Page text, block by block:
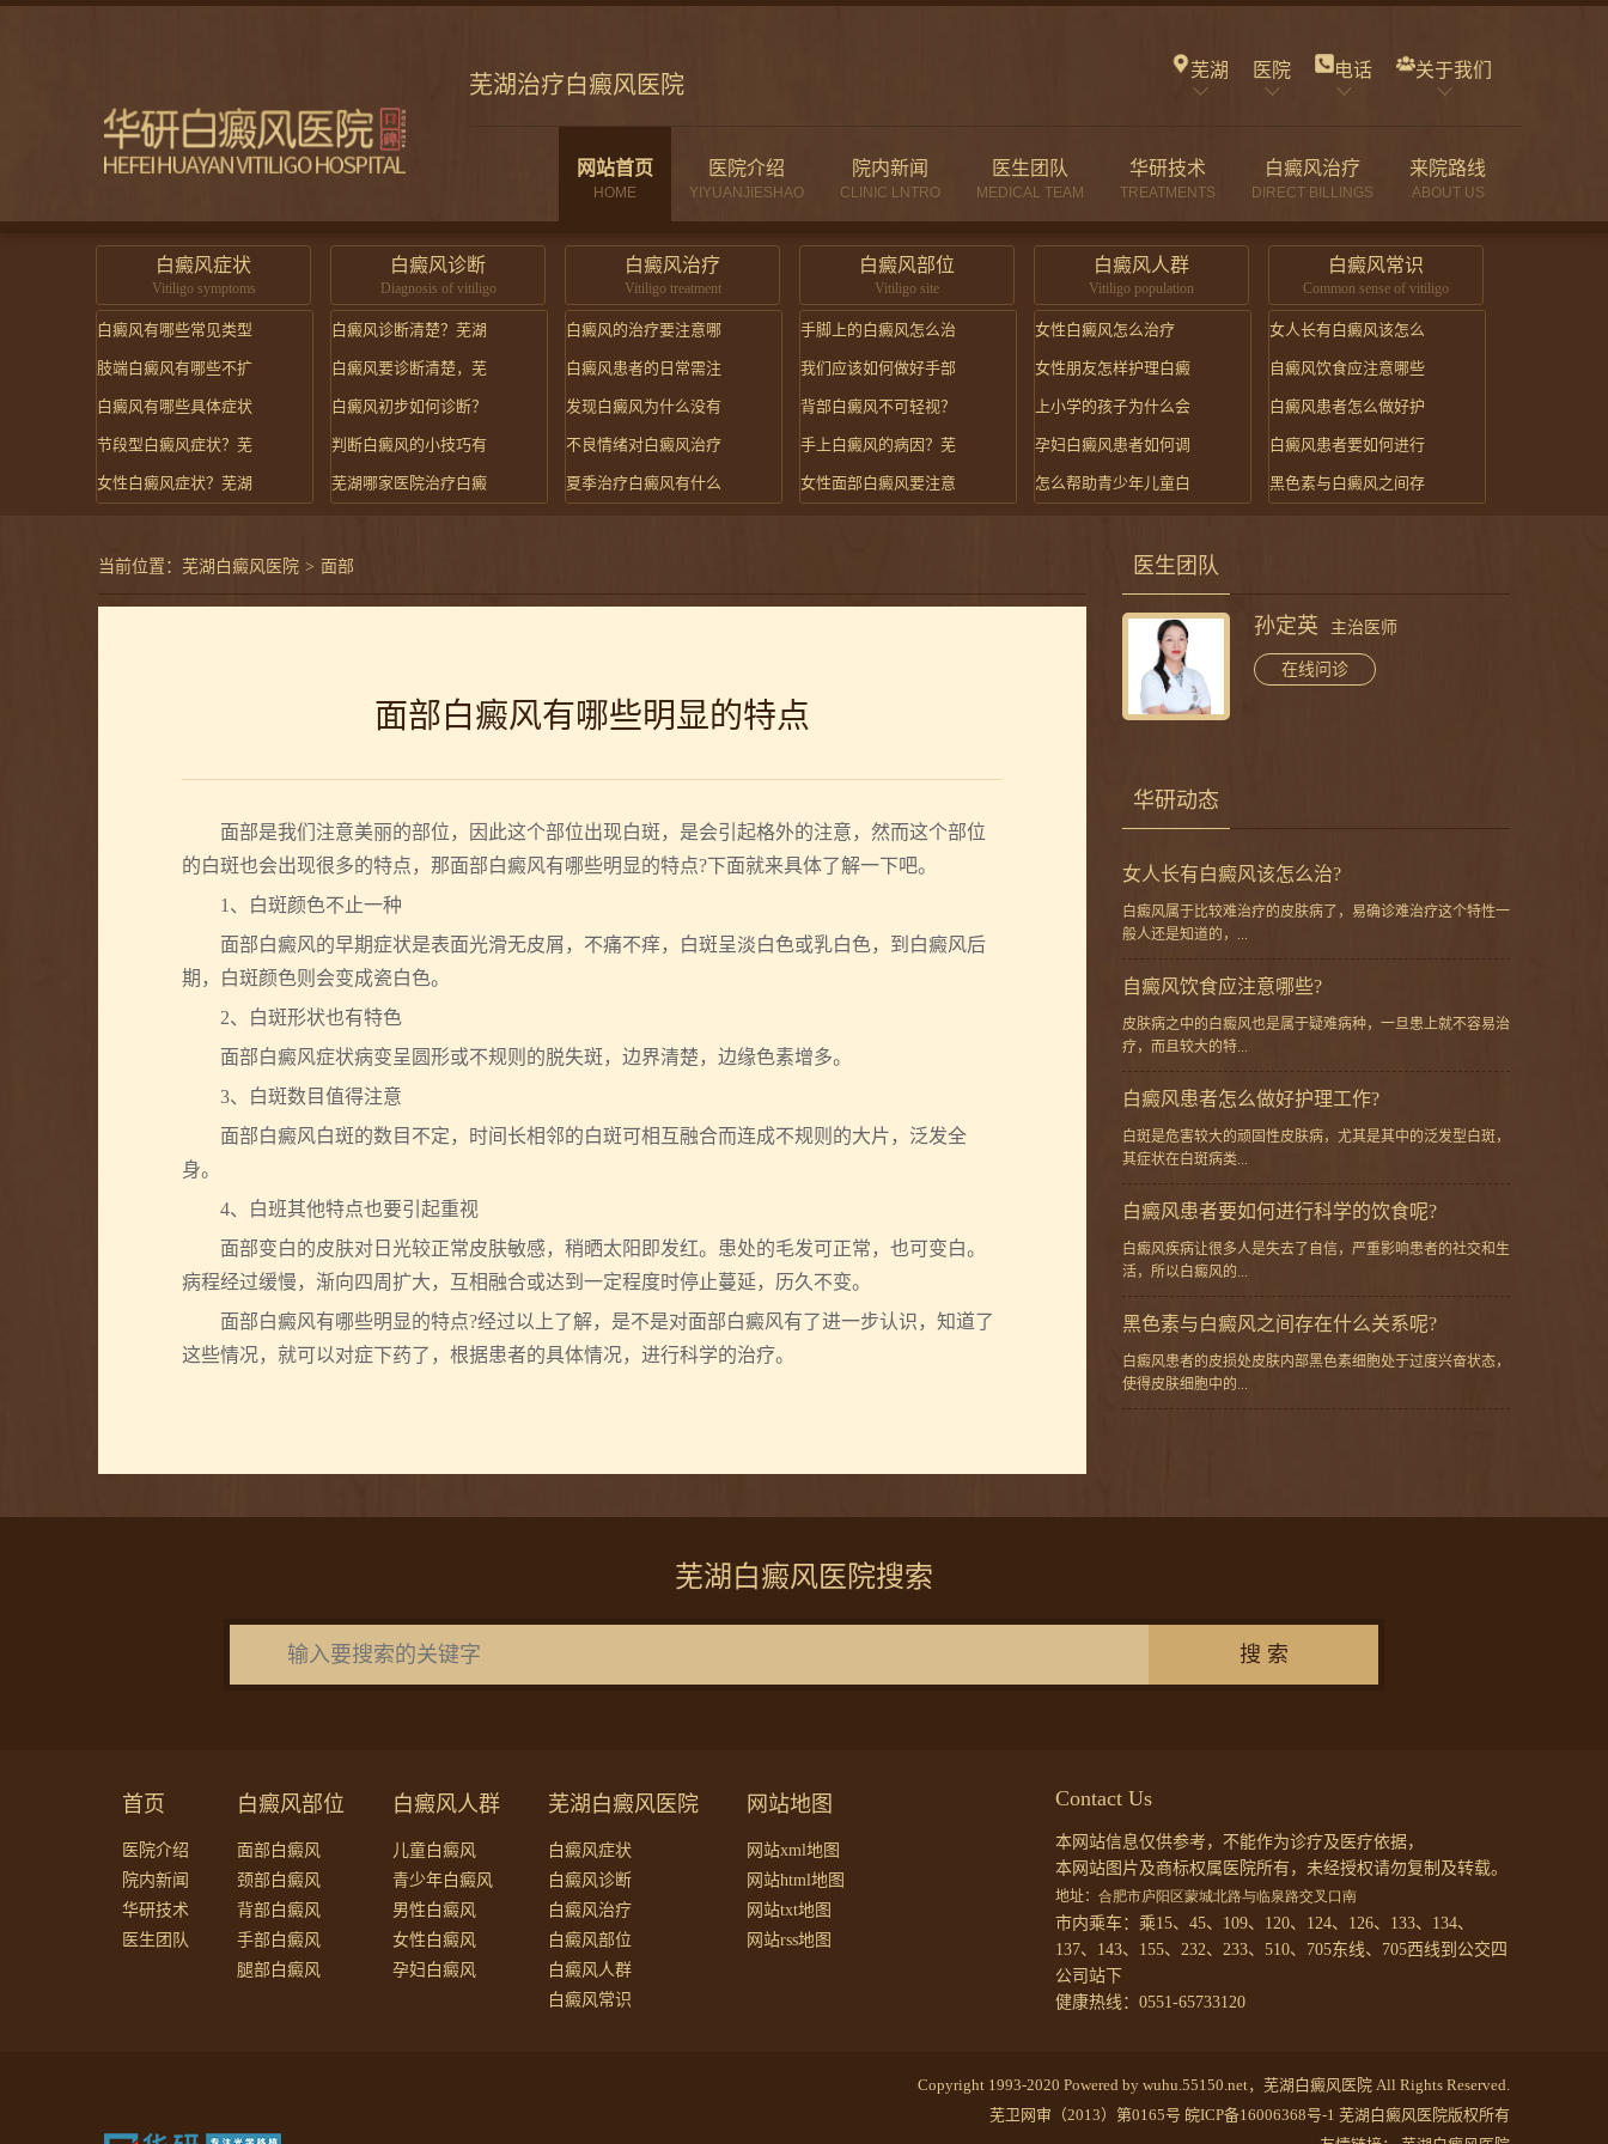
芜湖治疗白癜风医院
网站首页
HOME
医院介绍
YIYUANJIESHAO
院内新闻
CLINIC LNTRO
医生团队
MEDICAL TEAM
华研技术
TREATMENTS
白癜风治疗
DIRECT BILLINGS
来院路线
ABOUT US
芜湖 医院 电话 关于我们
白癜风症状
Vitiligo symptoms
白癜风有哪些常见类型
肢端白癜风有哪些不扩
白癜风有哪些具体症状
节段型白癜风症状？芜
女性白癜风症状？芜湖
白癜风诊断
Diagnosis of vitiligo
白癜风诊断清楚？芜湖
白癜风要诊断清楚，芜
白癜风初步如何诊断？
判断白癜风的小技巧有
芜湖哪家医院治疗白癜
白癜风治疗
Vitiligo treatment
白癜风的治疗要注意哪
白癜风患者的日常需注
发现白癜风为什么没有
不良情绪对白癜风治疗
夏季治疗白癜风有什么
白癜风部位
Vitiligo site
手脚上的白癜风怎么治
我们应该如何做好手部
背部白癜风不可轻视？
手上白癜风的病因？芜
女性面部白癜风要注意
白癜风人群
Vitiligo population
女性白癜风怎么治疗
女性朋友怎样护理白癜
上小学的孩子为什么会
孕妇白癜风患者如何调
怎么帮助青少年儿童白
白癜风常识
Common sense of vitiligo
女人长有白癜风该怎么
自癜风饮食应注意哪些
白癜风患者怎么做好护
白癜风患者要如何进行
黑色素与白癜风之间存
当前位置： 芜湖白癜风医院 > 面部
面部白癜风有哪些明显的特点
面部是我们注意美丽的部位，因此这个部位出现白斑，是会引起格外的注意，然而这个部位
的白斑也会出现很多的特点，那面部白癜风有哪些明显的特点?下面就来具体了解一下吧。
1、白斑颜色不止一种
面部白癜风的早期症状是表面光滑无皮屑，不痛不痒，白斑呈淡白色或乳白色，到白癜风后
期，白斑颜色则会变成瓷白色。
2、白斑形状也有特色
面部白癜风症状病变呈圆形或不规则的脱失斑，边界清楚，边缘色素增多。
3、白斑数目值得注意
面部白癜风白斑的数目不定，时间长相邻的白斑可相互融合而连成不规则的大片，泛发全
身。
4、白班其他特点也要引起重视
面部变白的皮肤对日光较正常皮肤敏感，稍晒太阳即发红。患处的毛发可正常，也可变白。
病程经过缓慢，渐向四周扩大，互相融合或达到一定程度时停止蔓延，历久不变。
面部白癜风有哪些明显的特点?经过以上了解，是不是对面部白癜风有了进一步认识，知道了
这些情况，就可以对症下药了，根据患者的具体情况，进行科学的治疗。
医生团队
孙定英 主治医师
在线问诊
华研动态
女人长有白癜风该怎么治?
白癜风属于比较难治疗的皮肤病了，易确诊难治疗这个特性一
般人还是知道的，...
自癜风饮食应注意哪些?
皮肤病之中的白癜风也是属于疑难病种，一旦患上就不容易治
疗，而且较大的特...
白癜风患者怎么做好护理工作?
白斑是危害较大的顽固性皮肤病，尤其是其中的泛发型白斑，
其症状在白斑病类...
白癜风患者要如何进行科学的饮食呢?
白癜风疾病让很多人是失去了自信，严重影响患者的社交和生
活，所以白癜风的...
黑色素与白癜风之间存在什么关系呢?
白癜风患者的皮损处皮肤内部黑色素细胞处于过度兴奋状态，
使得皮肤细胞中的...
芜湖白癜风医院搜索
搜 索
首页
医院介绍
院内新闻
华研技术
医生团队
白癜风部位
面部白癜风
颈部白癜风
背部白癜风
手部白癜风
腿部白癜风
白癜风人群
儿童白癜风
青少年白癜风
男性白癜风
女性白癜风
孕妇白癜风
芜湖白癜风医院
白癜风症状
白癜风诊断
白癜风治疗
白癜风部位
白癜风人群
白癜风常识
网站地图
网站xml地图
网站html地图
网站txt地图
网站rss地图
Contact Us
本网站信息仅供参考，不能作为诊疗及医疗依据，
本网站图片及商标权属医院所有，未经授权请勿复制及转载。
地址： 合肥市庐阳区蒙城北路与临泉路交叉口南
市内乘车：乘15、45、109、120、124、126、133、134、
137、143、155、232、233、510、705东线、705西线到公交四
公司站下
健康热线：0551-65733120
Copyright 1993-2020 Powered by wuhu.55150.net，芜湖白癜风医院 All Rights Reserved.
芜卫网审（2013）第0165号 皖ICP备16006368号-1 芜湖白癜风医院版权所有